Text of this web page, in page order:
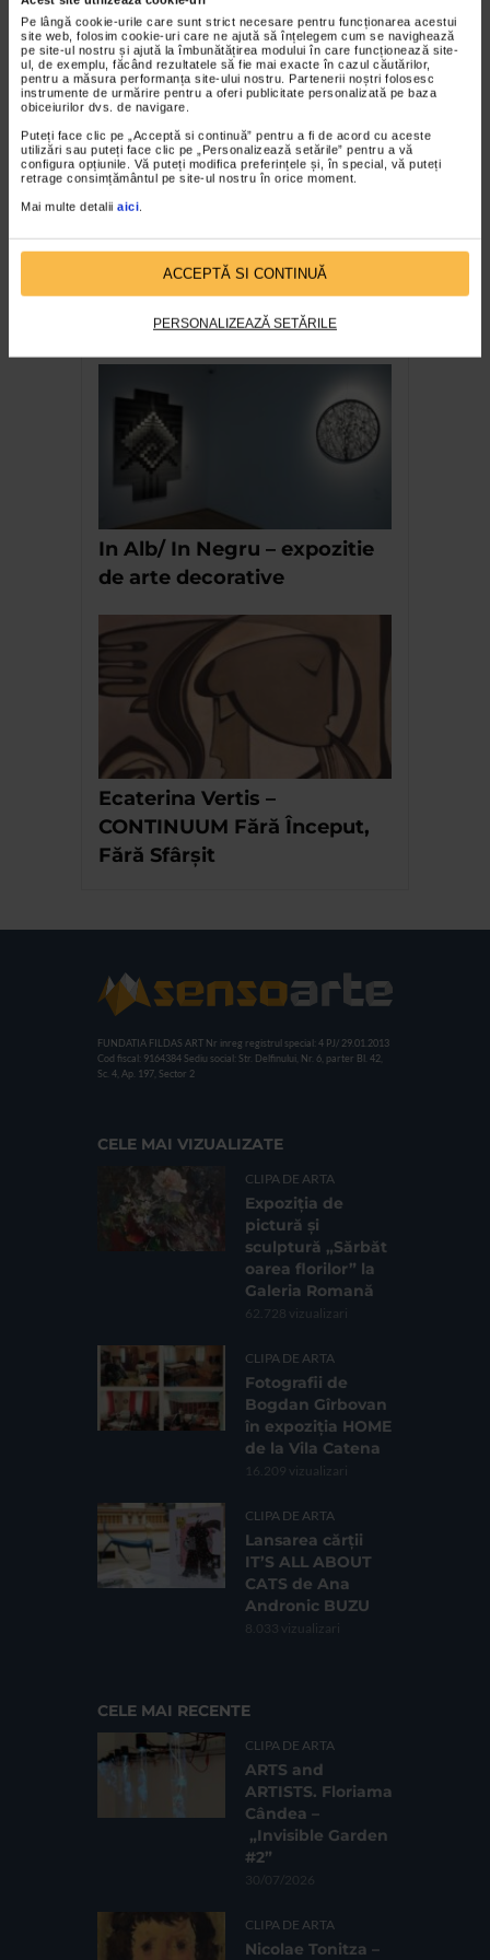
Pe lângă cookie-urile care sunt strict necesare pentru funcționarea acestui
site web, folosim cookie-uri care ne ajută să înțelegem cum se navighează
pe site-ul nostru și ajută la îmbunătățirea modului în care funcționează site-
ul, de exemplu, făcând rezultatele să fie mai exacte în cazul căutărilor,
pentru a măsura performanța site-ului nostru. Partenerii noștri folosesc
instrumente de urmărire pentru a oferi publicitate personalizată pe baza
obiceiurilor dvs. de navigare.
Puteți face clic pe „Acceptă si continuă” pentru a fi de acord cu aceste
utilizări sau puteți face clic pe „Personalizează setările” pentru a vă
configura opțiunile. Vă puteți modifica preferințele și, în special, vă puteți
retrage consimțământul pe site-ul nostru în orice moment.
Mai multe detalii aici.
ACCEPTĂ SI CONTINUĂ
PERSONALIZEAZĂ SETĂRILE
3.774 vizualizari
RECOMANDĂRI
Expozitia Sarbatoarea
Breslei 2018
In Alb/ In Negru – expozitie
de arte decorative
Ecaterina Vertis –
CONTINUUM Fără Început,
Fără Sfârșit
FUNDATIA FILDAS ART Nr inreg registrul special: 4 PJ/ 29.01.2013
Cod fiscal: 9164384 Sediu social: Str. Delfinului, Nr. 6, parter Bl. 42,
Sc. 4, Ap. 197, Sector 2
CELE MAI VIZUALIZATE
CLIPA DE ARTA
Expoziția de
pictură și
sculptură „Sărbăt
oarea florilor” la
Galeria Romană
62.728 vizualizari
CLIPA DE ARTA
Fotografii de
Bogdan Gîrbovan
în expoziția HOME
de la Vila Catena
16.209 vizualizari
CLIPA DE ARTA
Lansarea cărții
IT’S ALL ABOUT
CATS de Ana
Andronic BUZU
8.033 vizualizari
CELE MAI RECENTE
CLIPA DE ARTA
ARTS and
ARTISTS. Floriama
Cândea –
„Invisible Garden
#2”
30/07/2026
CLIPA DE ARTA
Nicolae Tonitza –